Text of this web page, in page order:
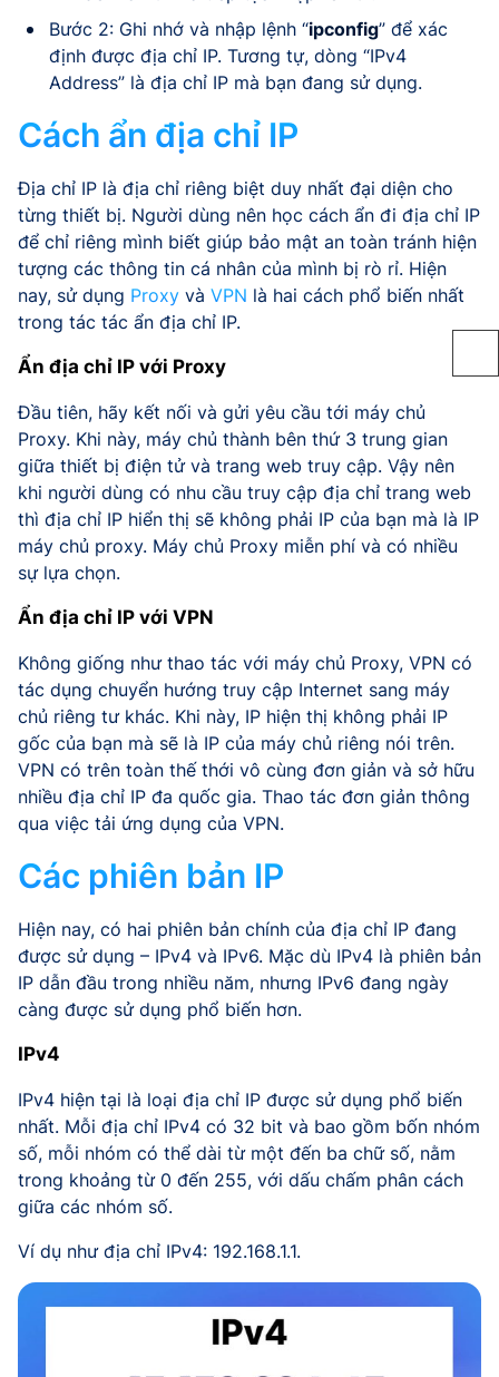
Bước 2: Ghi nhớ và nhập lệnh “ipconfig” để xác
định được địa chỉ IP. Tương tự, dòng “IPv4
Address” là địa chỉ IP mà bạn đang sử dụng.
Cách ẩn địa chỉ IP
Địa chỉ IP là địa chỉ riêng biệt duy nhất đại diện cho
từng thiết bị. Người dùng nên học cách ẩn đi địa chỉ IP
để chỉ riêng mình biết giúp bảo mật an toàn tránh hiện
tượng các thông tin cá nhân của mình bị rò rỉ. Hiện
nay, sử dụng Proxy và VPN là hai cách phổ biến nhất
trong tác tác ẩn địa chỉ IP.
Ẩn địa chỉ IP với Proxy
Đầu tiên, hãy kết nối và gửi yêu cầu tới máy chủ
Proxy. Khi này, máy chủ thành bên thứ 3 trung gian
giữa thiết bị điện tử và trang web truy cập. Vậy nên
khi người dùng có nhu cầu truy cập địa chỉ trang web
thì địa chỉ IP hiển thị sẽ không phải IP của bạn mà là IP
máy chủ proxy. Máy chủ Proxy miễn phí và có nhiều
sự lựa chọn.
Ẩn địa chỉ IP với VPN
Không giống như thao tác với máy chủ Proxy, VPN có
tác dụng chuyển hướng truy cập Internet sang máy
chủ riêng tư khác. Khi này, IP hiện thị không phải IP
gốc của bạn mà sẽ là IP của máy chủ riêng nói trên.
VPN có trên toàn thế thới vô cùng đơn giản và sở hữu
nhiều địa chỉ IP đa quốc gia. Thao tác đơn giản thông
qua việc tải ứng dụng của VPN.
Các phiên bản IP
Hiện nay, có hai phiên bản chính của địa chỉ IP đang
được sử dụng – IPv4 và IPv6. Mặc dù IPv4 là phiên bản
IP dẫn đầu trong nhiều năm, nhưng IPv6 đang ngày
càng được sử dụng phổ biến hơn.
IPv4
IPv4 hiện tại là loại địa chỉ IP được sử dụng phổ biến
nhất. Mỗi địa chỉ IPv4 có 32 bit và bao gồm bốn nhóm
số, mỗi nhóm có thể dài từ một đến ba chữ số, nằm
trong khoảng từ 0 đến 255, với dấu chấm phân cách
giữa các nhóm số.
Ví dụ như địa chỉ IPv4: 192.168.1.1.